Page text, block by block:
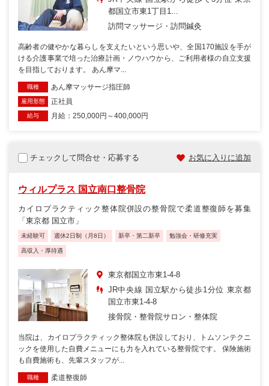
都国立市東1丁目1...
訪問マッサージ・訪問鍼灸
高齢者の健やかな暮らしを支えたいという思いや、全国170施設を手が
ける介護事業で培った治療計画・ノウハウから、ご利用者様の自立支援
を目指しております。 あん摩マ...
職種 あん摩マッサージ指圧師
雇用形態 正社員
給与 月給：250,000円～400,000円
チェックして問合せ・応募する お気に入りに追加
ウィルプラス 国立南口整骨院
カイロプラクティック整体院併設の整骨院で柔道整復師を募集
「東京都 国立市」
未経験可 週休2日制（月8日） 新卒・第二新卒 勉強会・研修充実
高収入・厚待遇
東京都国立市東1-4-8
JR中央線 国立駅から徒歩1分位 東京都
国立市東1-4-8
接骨院・整骨院サロン・整体院
当院は、カイロプラクティック整体院も併設しており、トムソンテクニ
ックを使用した自費メニューにも力を入れている整骨院です。 保険施術
も自費施術も、先輩スタッフが...
職種 柔道整復師